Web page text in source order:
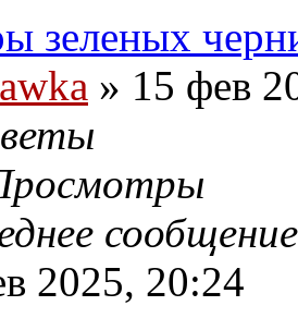
зеленых
» 15 фев
сообщение
2025, 20:24